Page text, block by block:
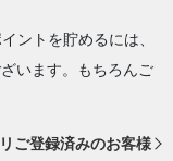
ントを貯めるには、
います。もちろんご
ご登録済みのお客様